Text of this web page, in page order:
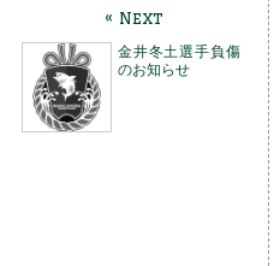
« Next
金井冬土選手負傷
のお知らせ